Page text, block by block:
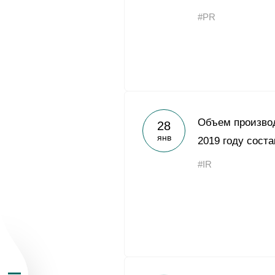
География
#PR
28
янв
Объем
2019 году
#IR